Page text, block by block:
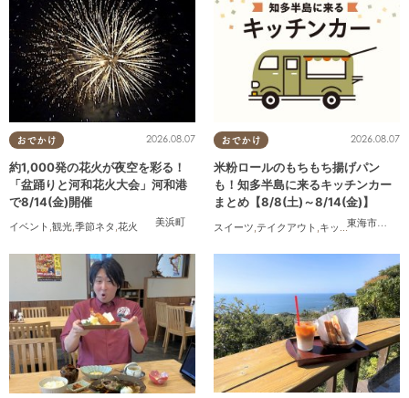
おでかけ
美浜町
2026.08.07
約1,000発の花火が夜空を彩る！
「盆踊りと河和花火大会」河和港
で8/14(金)開催
イベント ,観光,季節ネタ ,花火
おでかけ
東海市大府
2026.08.07
米粉ロールのもちもち揚げパン
も！知多半島に来るキッチンカー
まとめ【8/8(土)～8/14(金)】
スイーツ,テイクアウト ,キッチンカー ,イベ